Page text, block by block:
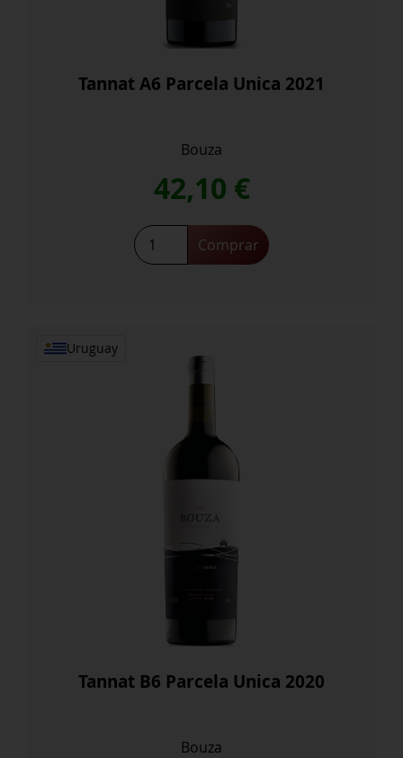
Tannat A6 Parcela Unica 2021
Bouza
42,10 €
Tannat
A6
Comprar
Uruguay
Tannat B6 Parcela Unica 2020
Bouza